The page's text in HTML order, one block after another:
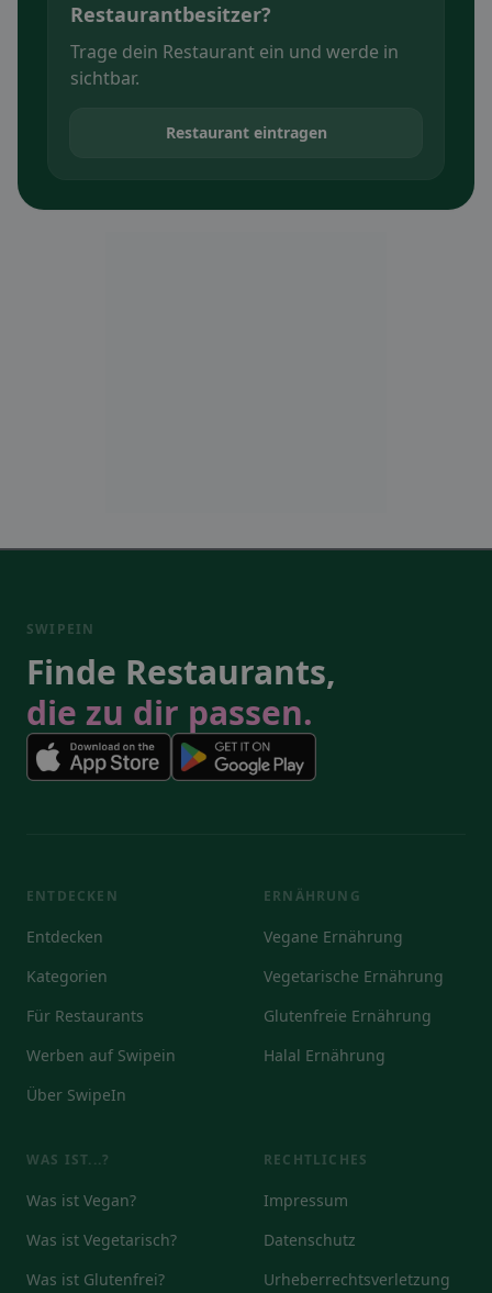
Restaurantbesitzer?
Trage dein Restaurant ein und werde in
sichtbar.
Restaurant eintragen
SWIPEIN
Finde Restaurants,
die zu dir passen.
ENTDECKEN
Entdecken
Kategorien
Für Restaurants
Werben auf Swipein
Über SwipeIn
ERNÄHRUNG
Vegane Ernährung
Vegetarische Ernährung
Glutenfreie Ernährung
Halal Ernährung
WAS IST...?
Was ist Vegan?
Was ist Vegetarisch?
Was ist Glutenfrei?
RECHTLICHES
Impressum
Datenschutz
Urheberrechtsverletzung